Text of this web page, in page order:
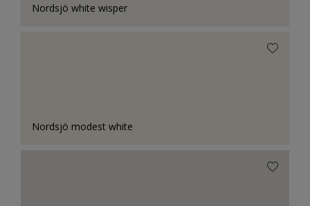
Nordsjö white wisper
Nordsjö modest white